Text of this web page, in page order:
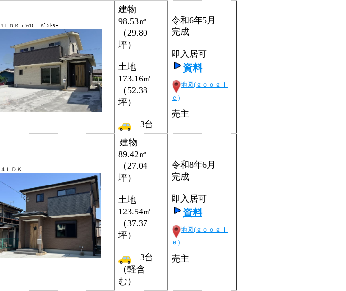
4ＬＤＫ＋WIC＋ﾊﾟﾝﾄﾘｰ
建物
98.53㎡
（29.80
坪）
土地
173.16㎡
（52.38
坪）
3台
令和6年5月
完成
即入居可
資料
地図(ｇｏｏｇｌ
ｅ)
売主
４ＬＤＫ
建物
89.42㎡
（27.04
坪）
土地
123.54㎡
（37.37
坪）
3台
（軽含
む）
令和8年6月
完成
即入居可
資料
地図(ｇｏｏｇｌ
ｅ)
売主